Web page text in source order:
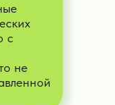
с
не